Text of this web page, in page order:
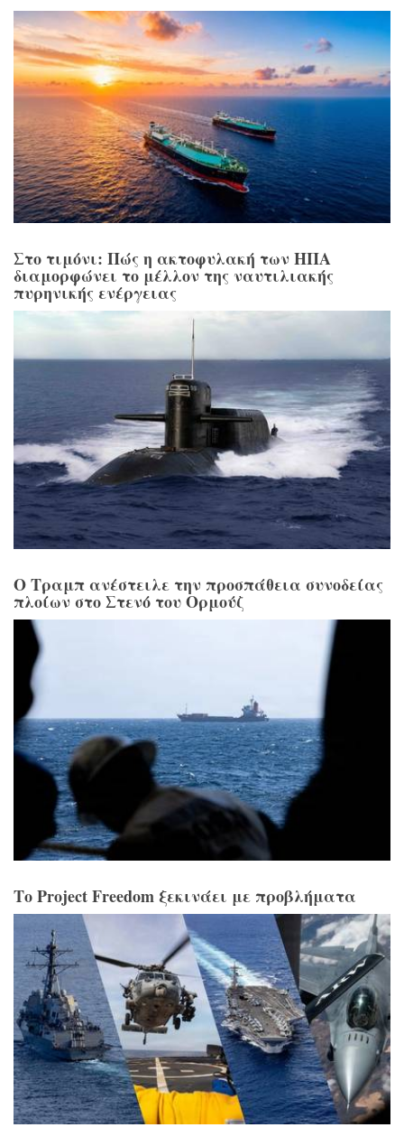
Στο τιμόνι: Πώς η ακτοφυλακή των ΗΠΑ
διαμορφώνει το μέλλον της ναυτιλιακής
πυρηνικής ενέργειας
Ο Τραμπ ανέστειλε την προσπάθεια συνοδείας
πλοίων στο Στενό του Ορμούζ
Το Project Freedom ξεκινάει με προβλήματα